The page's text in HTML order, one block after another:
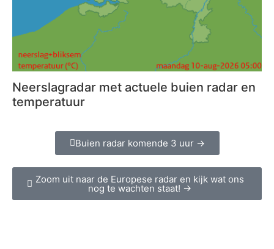
Neerslagradar met actuele buien radar en
temperatuur
Buien radar komende 3 uur →
Zoom uit naar de Europese radar en kijk wat ons
nog te wachten staat! →